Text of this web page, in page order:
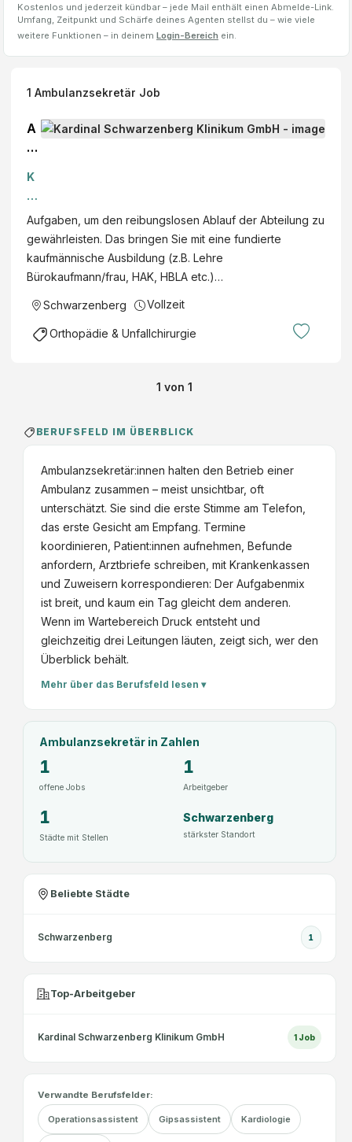
Kostenlos und jederzeit kündbar – jede Mail enthält einen Abmelde-Link.
Umfang, Zeitpunkt und Schärfe deines Agenten stellst du – wie viele
weitere Funktionen – in deinem Login-Bereich ein.
1 Ambulanzsekretär Job
A
m
ul
a
n
zs
e
kr
et
/i
w
/d
u
gi
e
K
ar
di
l
S
w
ar
ni
Aufgaben, um den reibungslosen Ablauf der Abteilung zu
gewährleisten. Das bringen Sie mit eine fundierte
kaufmännische Ausbildung (z.B. Lehre
Bürokaufmann/frau, HAK, HBLA etc.)…
Schwarzenberg Vollzeit
Orthopädie & Unfallchirurgie
1 von 1
BERUFSFELD IM ÜBERBLICK
Ambulanzsekretär:innen halten den Betrieb einer
Ambulanz zusammen – meist unsichtbar, oft
unterschätzt. Sie sind die erste Stimme am Telefon,
das erste Gesicht am Empfang. Termine
koordinieren, Patient:innen aufnehmen, Befunde
anfordern, Arztbriefe schreiben, mit Krankenkassen
und Zuweisern korrespondieren: Der Aufgabenmix
ist breit, und kaum ein Tag gleicht dem anderen.
Wenn im Wartebereich Druck entsteht und
gleichzeitig drei Leitungen läuten, zeigt sich, wer den
Überblick behält.
Mehr über das Berufsfeld lesen ▾
Ambulanzsekretärin Zahlen
1
offene Jobs
1
Arbeitgeber
1
Städte mit Stellen
Schwarzenberg
stärkster Standort
Beliebte Städte
Schwarzenberg 1
Top-Arbeitgeber
Kardinal Schwarzenberg Klinikum GmbH 1 Job
Verwandte Berufsfelder:
Operationsassistent Gipsassistent Kardiologie